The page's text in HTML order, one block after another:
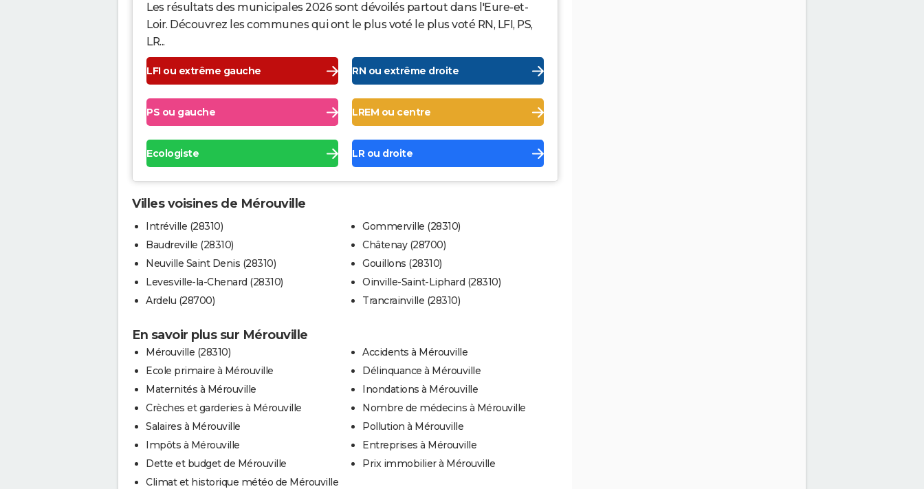
Les résultats des municipales 2026 sont dévoilés partout dans l'Eure-et-
Loir. Découvrez les communes qui ont le plus voté le plus voté RN, LFI, PS,
LR...
LFI ou extrême gauche RN ou extrême droite
PS ou gauche LREM ou centre
Ecologiste LR ou droite
Villes voisines de Mérouville
Intréville (28310)
Baudreville (28310)
Neuville Saint Denis (28310)
Levesville-la-Chenard (28310)
Ardelu (28700)
Gommerville (28310)
Châtenay (28700)
Gouillons (28310)
Oinville-Saint-Liphard (28310)
Trancrainville (28310)
En savoir plus sur Mérouville
Mérouville (28310)
Ecole primaire à Mérouville
Maternités à Mérouville
Crèches et garderies à Mérouville
Salaires à Mérouville
Impôts à Mérouville
Dette et budget de Mérouville
Climat et historique météo de Mérouville
Accidents à Mérouville
Délinquance à Mérouville
Inondations à Mérouville
Nombre de médecins à Mérouville
Pollution à Mérouville
Entreprises à Mérouville
Prix immobilier à Mérouville